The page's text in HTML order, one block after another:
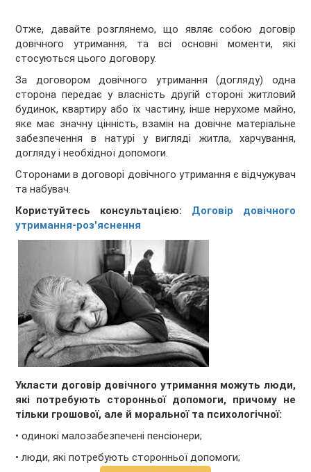
Отже, давайте розглянемо, що являє собою договір
довічного утримання, та всі основні моменти, які
стосуються цього договору.
За договором довічного утримання (догляду) одна
сторона передає у власність другій стороні житловий
будинок, квартиру або їх частину, інше нерухоме майно,
яке має значну цінність, взамін на довічне матеріальне
забезпечення в натурі у вигляді житла, харчування,
догляду і необхідної допомоги.
Сторонами в договорі довічного утримання є відчужувач
та набувач.
Користуйтесь консультацією: Договір довічного
утримання-роз'яснення
Укласти договір довічного утримання можуть люди,
які потребують сторонньої допомоги, причому не
тільки грошової, але й моральної та психологічної:
• одинокі малозабезпечені пенсіонери;
• люди, які потребують сторонньої допомоги;